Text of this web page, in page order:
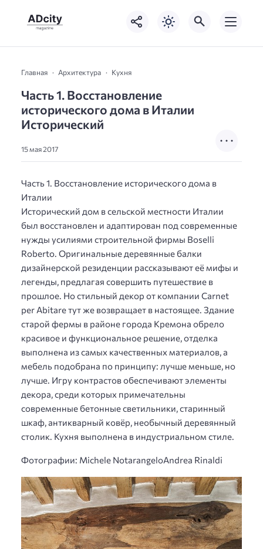
Главная Архитектура Кухня
Часть 1. Восстановление
исторического дома в Италии
Исторический
15 мая 2017
Часть 1. Восстановление исторического дома в
Италии
Исторический дом в сельской местности Италии
был восстановлен и адаптирован под современные
нужды усилиями строительной фирмы Boselli
Roberto. Оригинальные деревянные балки
дизайнерской резиденции рассказывают её мифы и
легенды, предлагая совершить путешествие в
прошлое. Но стильный декор от компании Carnet
per Abitare тут же возвращает в настоящее. Здание
старой фермы в районе города Кремона обрело
красивое и функциональное решение, отделка
выполнена из самых качественных материалов, а
мебель подобрана по принципу: лучше меньше, но
лучше. Игру контрастов обеспечивают элементы
декора, среди которых примечательны
современные бетонные светильники, старинный
шкаф, антикварный ковёр, необычный деревянный
столик. Кухня выполнена в индустриальном стиле.
Фотографии: Michele NotarangeloAndrea Rinaldi